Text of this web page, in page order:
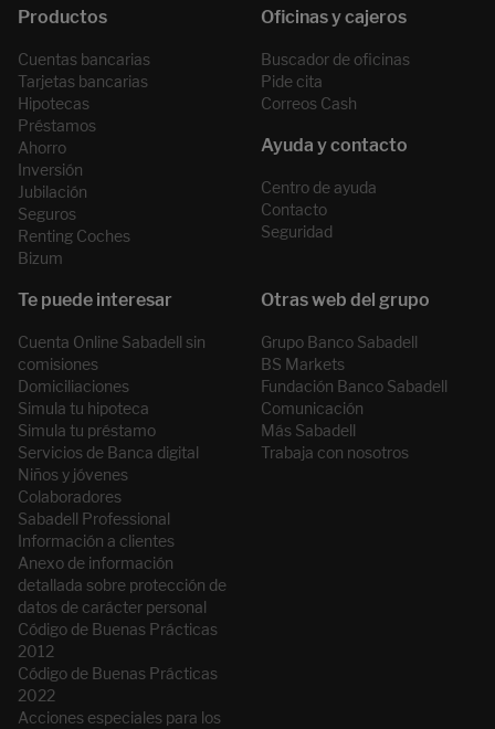
Cuentas bancarias
Tarjetas bancarias
Hipotecas
Préstamos
Ahorro
Inversión
Jubilación
Seguros
Renting Coches
Bizum
Buscador de oficinas
Pide cita
Correos Cash
Centro de ayuda
Contacto
Seguridad
Cuenta Online Sabadell sin
comisiones
Domiciliaciones
Simula tu hipoteca
Simula tu préstamo
Servicios de Banca digital
Niños y jóvenes
Colaboradores
Sabadell Professional
Información a clientes
Anexo de información
detallada sobre protección de
datos de carácter personal
Código de Buenas Prácticas
2012
Código de Buenas Prácticas
2022
Acciones especiales para los
Grupo Banco Sabadell
BS Markets
Fundación Banco Sabadell
Comunicación
Más Sabadell
Trabaja con nosotros